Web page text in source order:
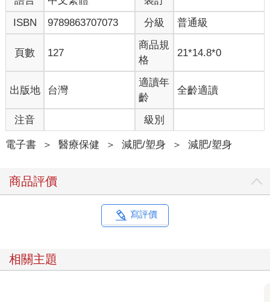
．燃燒雙重脂肪術② 優雅芭蕾舞
．燃燒雙重脂肪術③ 柔性深蹲
．燃燒雙重脂肪術④ 椅上踢腿殭屍操
．燃燒雙重脂肪術⑤ 躺姿殭屍操
．燃燒雙重脂肪術⑦ 俯視肚臍捲腹
．燃燒雙重脂肪術⑧ 屈膝式伏地挺身
．燃燒雙重脂肪術⑨ 側屈膝式伏地挺身
．燃燒雙重脂肪術⑩ 甩手鐘擺
PART4 擺脫雙重脂肪的最強絕技 飲食篇
．控醣的五大要點
．聰明吃三餐
．小專欄 偶爾想吃漢堡、牛丼，該怎麼辦？
．讓你順利擺脫體脂肪的晨間習慣
ISBN
9789863707073 分級 普通級
頁數 127
商品規
格
21*14.8*0
出版地 台灣
適讀年
齡
全齡適讀
注音 級別
電子書 ＞ 醫療保健 ＞ 減肥/塑身 ＞ 減肥/塑身
商品評價
寫評價
相關主題